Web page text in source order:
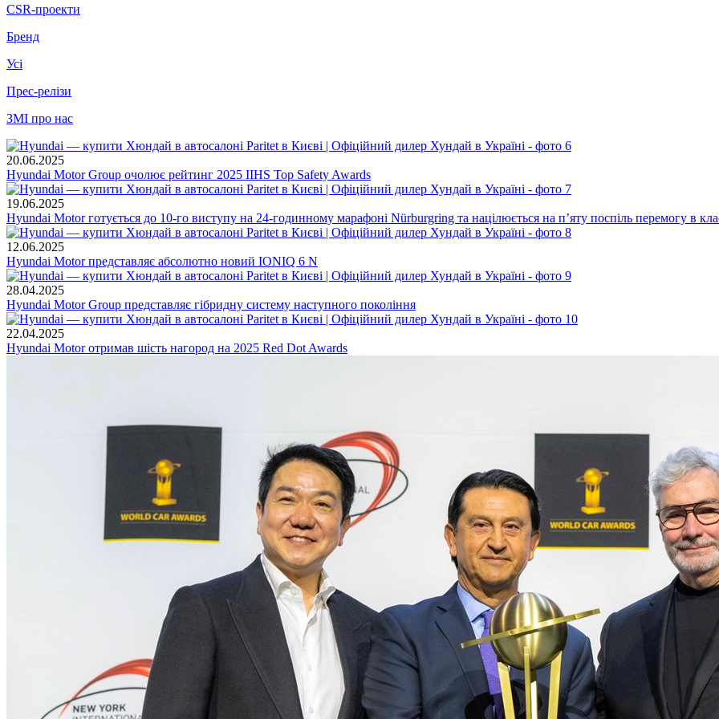
CSR-проекти
Бренд
Усі
Прес-релізи
ЗМІ про нас
20.06.2025
Hyundai Motor Group очолює рейтинг 2025 IIHS Top Safety Awards
19.06.2025
Hyundai Motor готується до 10-го виступу на 24-годинному марафоні Nürburgring та націлюється на п’яту поспіль перемогу в
12.06.2025
Hyundai Motor представляє абсолютно новий IONIQ 6 N
28.04.2025
Hyundai Motor Group представляє гібридну систему наступного покоління
22.04.2025
Hyundai Motor отримав шість нагород на 2025 Red Dot Awards